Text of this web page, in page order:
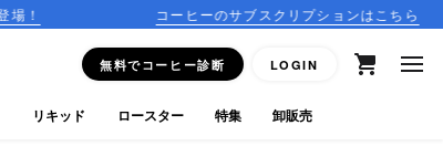
コーヒーのサブスクリプションはこちら
無料でコーヒー診断 LOGIN
リキッド ロースター 特集 卸販売